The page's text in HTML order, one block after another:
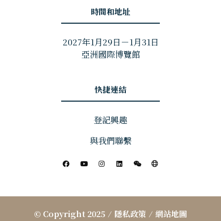
時間和地址
2027年1月29日－1月31日
亞洲國際博覽館
快捷連結
登記興趣
與我們聯繫
© Copyright 2025 隱私政策 網站地圖